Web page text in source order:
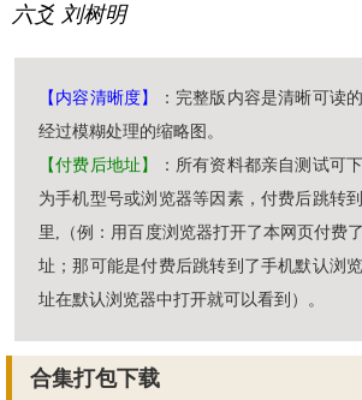
六爻 刘树明
【内容清晰度】
：完整版内容是清晰可读
经过模糊处理的缩略图。
【付费后地址】
：所有资料都亲自测试可
为手机型号或浏览器等因素，付费后跳转
里,（例：用百度浏览器打开了本网页付费
址；那可能是付费后跳转到了手机默认浏
址在默认浏览器中打开就可以看到）。
合集打包下载